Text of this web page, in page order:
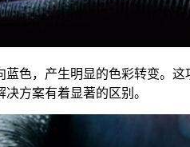
，产生明显的色彩转变。这项
决方案有着显著的区别。